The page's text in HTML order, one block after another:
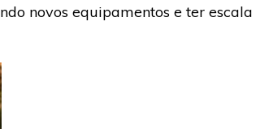
novos equipamentos e ter escala